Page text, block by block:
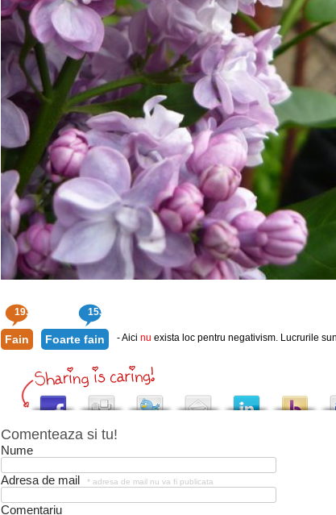
193 153
Fain Foarte fain - Aici nu exista loc pentru negativism. Lucrurile
Comenteaza si tu!
Nume
Adresa de mail * adresa de mail nu va fi publicata
Comentariu